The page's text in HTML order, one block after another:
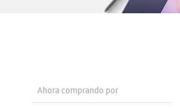
Ahora comprando por